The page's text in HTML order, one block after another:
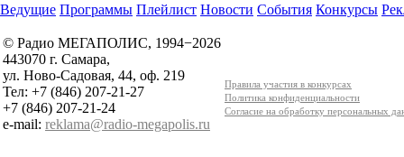
Ведущие Программы Плейлист Новости События Конкурсы
© Радио МЕГАПОЛИС, 1994−2026
443070 г. Самара,
ул. Ново-Садовая, 44, оф. 219
Тел: +7 (846) 207-21-27
+7 (846) 207-21-24
e-mail: reklama@radio-megapolis.ru
Правила участия в конкурсах
Политика конфиденциальности
Согласие на обработку персональных